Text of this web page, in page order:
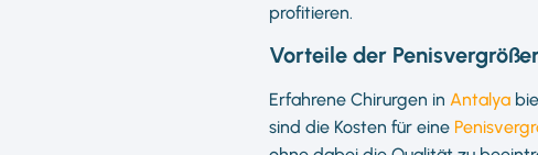
profitieren.
Vorteile der
Erfahrene Chirurgen in Antalya
sind die Kosten für eine